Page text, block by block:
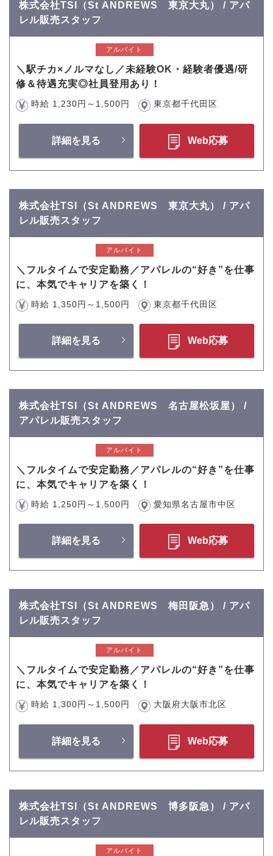
株式会社TSI（St ANDREWS 東京大丸） / アパ
レル販売スタッフ
アルバイト
＼駅チカ×ノルマなし／未経験OK・経験者優遇/研
修＆待遇充実◎社員登用あり！
時給 1,230円～1,500円 東京都千代田区
詳細を見る Web応募
株式会社TSI（St ANDREWS 東京大丸） / アパ
レル販売スタッフ
アルバイト
＼フルタイムで安定勤務／アパレルの“好き”を仕事
に、本気でキャリアを築く！
時給 1,350円～1,500円 東京都千代田区
詳細を見る Web応募
株式会社TSI（St ANDREWS 名古屋松坂屋） /
アパレル販売スタッフ
アルバイト
＼フルタイムで安定勤務／アパレルの“好き”を仕事
に、本気でキャリアを築く！
時給 1,250円～1,500円 愛知県名古屋市中区
詳細を見る Web応募
株式会社TSI（St ANDREWS 梅田阪急） / アパ
レル販売スタッフ
アルバイト
＼フルタイムで安定勤務／アパレルの“好き”を仕事
に、本気でキャリアを築く！
時給 1,300円～1,500円 大阪府大阪市北区
詳細を見る Web応募
株式会社TSI（St ANDREWS 博多阪急） / アパ
レル販売スタッフ
アルバイト